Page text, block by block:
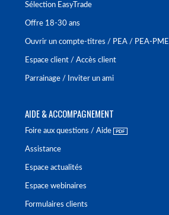
Sélection EasyTrade
Offre 18-30 ans
Ouvrir un compte-titres / PEA / PEA-PME
Espace client / Accès client
Parrainage / Inviter un ami
AIDE & ACCOMPAGNEMENT
Foire aux questions / Aide
Assistance
Espace actualités
Espace webinaires
Formulaires clients